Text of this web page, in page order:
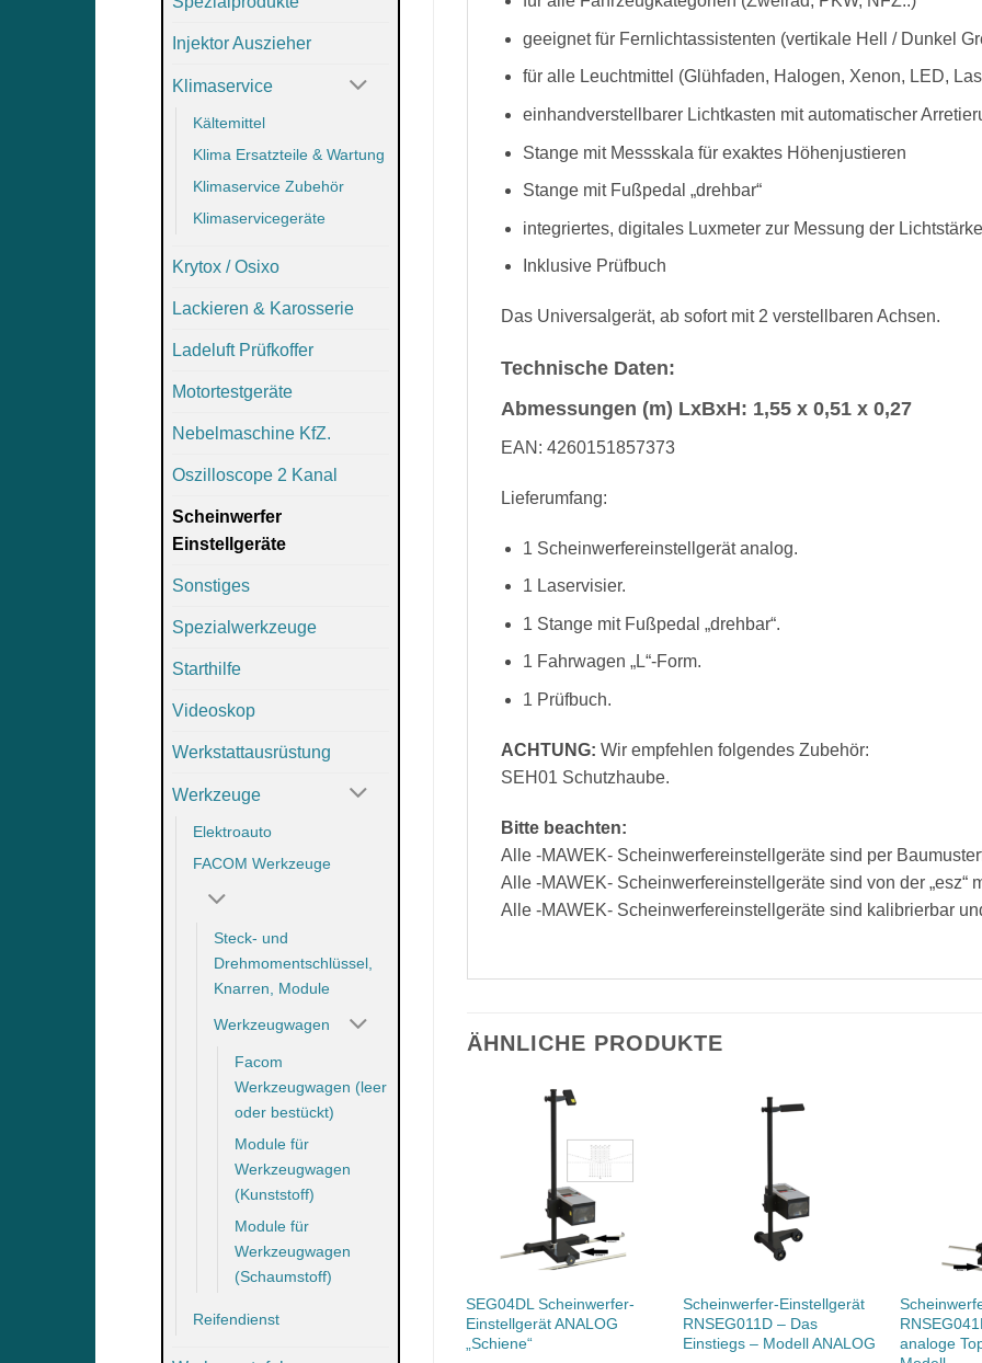
Injektor Auszieher
Klimaservice
Kältemittel
Klima Ersatzteile & Wartung
Klimaservice Zubehör
Klimaservicegeräte
Krytox / Osixo
Lackieren & Karosserie
Ladeluft Prüfkoffer
Motortestgeräte
Nebelmaschine KfZ.
Oszilloscope 2 Kanal
Scheinwerfer
Einstellgeräte
Sonstiges
Spezialwerkzeuge
Starthilfe
Videoskop
Werkstattausrüstung
Werkzeuge
Elektroauto
FACOM Werkzeuge
Steck- und
Drehmomentschlüssel,
Knarren, Module
Werkzeugwagen
Facom
Werkzeugwagen (leer
oder bestückt)
Module für
Werkzeugwagen
(Kunststoff)
Module für
Werkzeugwagen
(Schaumstoff)
Reifendienst
geeignet für Fernlichtassistenten (vertikale Hell / Dunkel
für alle Leuchtmittel (Glühfaden, Halogen, Xenon, LED,
einhandverstellbarer Lichtkasten mit automatischer
Stange mit Messskala für exaktes Höhenjustieren
Stange mit Fußpedal „drehbar“
integriertes, digitales Luxmeter zur Messung der Lichtstärke
Inklusive Prüfbuch
Das Universalgerät, ab sofort mit 2 verstellbaren Achsen.
Technische Daten:
Abmessungen (m) LxBxH: 1,55 x 0,51 x 0,27
EAN: 4260151857373
Lieferumfang:
1 Scheinwerfereinstellgerät analog.
1 Laservisier.
1 Stange mit Fußpedal „drehbar“.
1 Fahrwagen „L“-Form.
1 Prüfbuch.
ACHTUNG: Wir empfehlen folgendes Zubehör:
SEH01 Schutzhaube.
Bitte beachten:
Alle -MAWEK- Scheinwerfereinstellgeräte sind per
Alle -MAWEK- Scheinwerfereinstellgeräte sind von der „esz“
Alle -MAWEK- Scheinwerfereinstellgeräte sind kalibrierbar
ÄHNLICHE PRODUKTE
SEG04DL Scheinwerfer-
Einstellgerät ANALOG
„Schiene“
Scheinwerfer-Einstellgerät
RNSEG011D – Das
Einstiegs – Modell ANALOG
analoge
mit SELF-LEVELING-